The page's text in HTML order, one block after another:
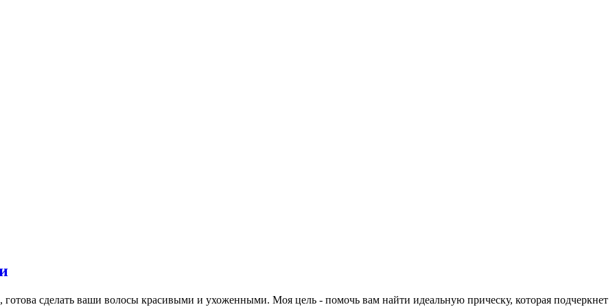
сделать ваши волосы красивыми и ухоженными. Моя цель - помочь вам найти идеальную прическу, которая подчеркнет